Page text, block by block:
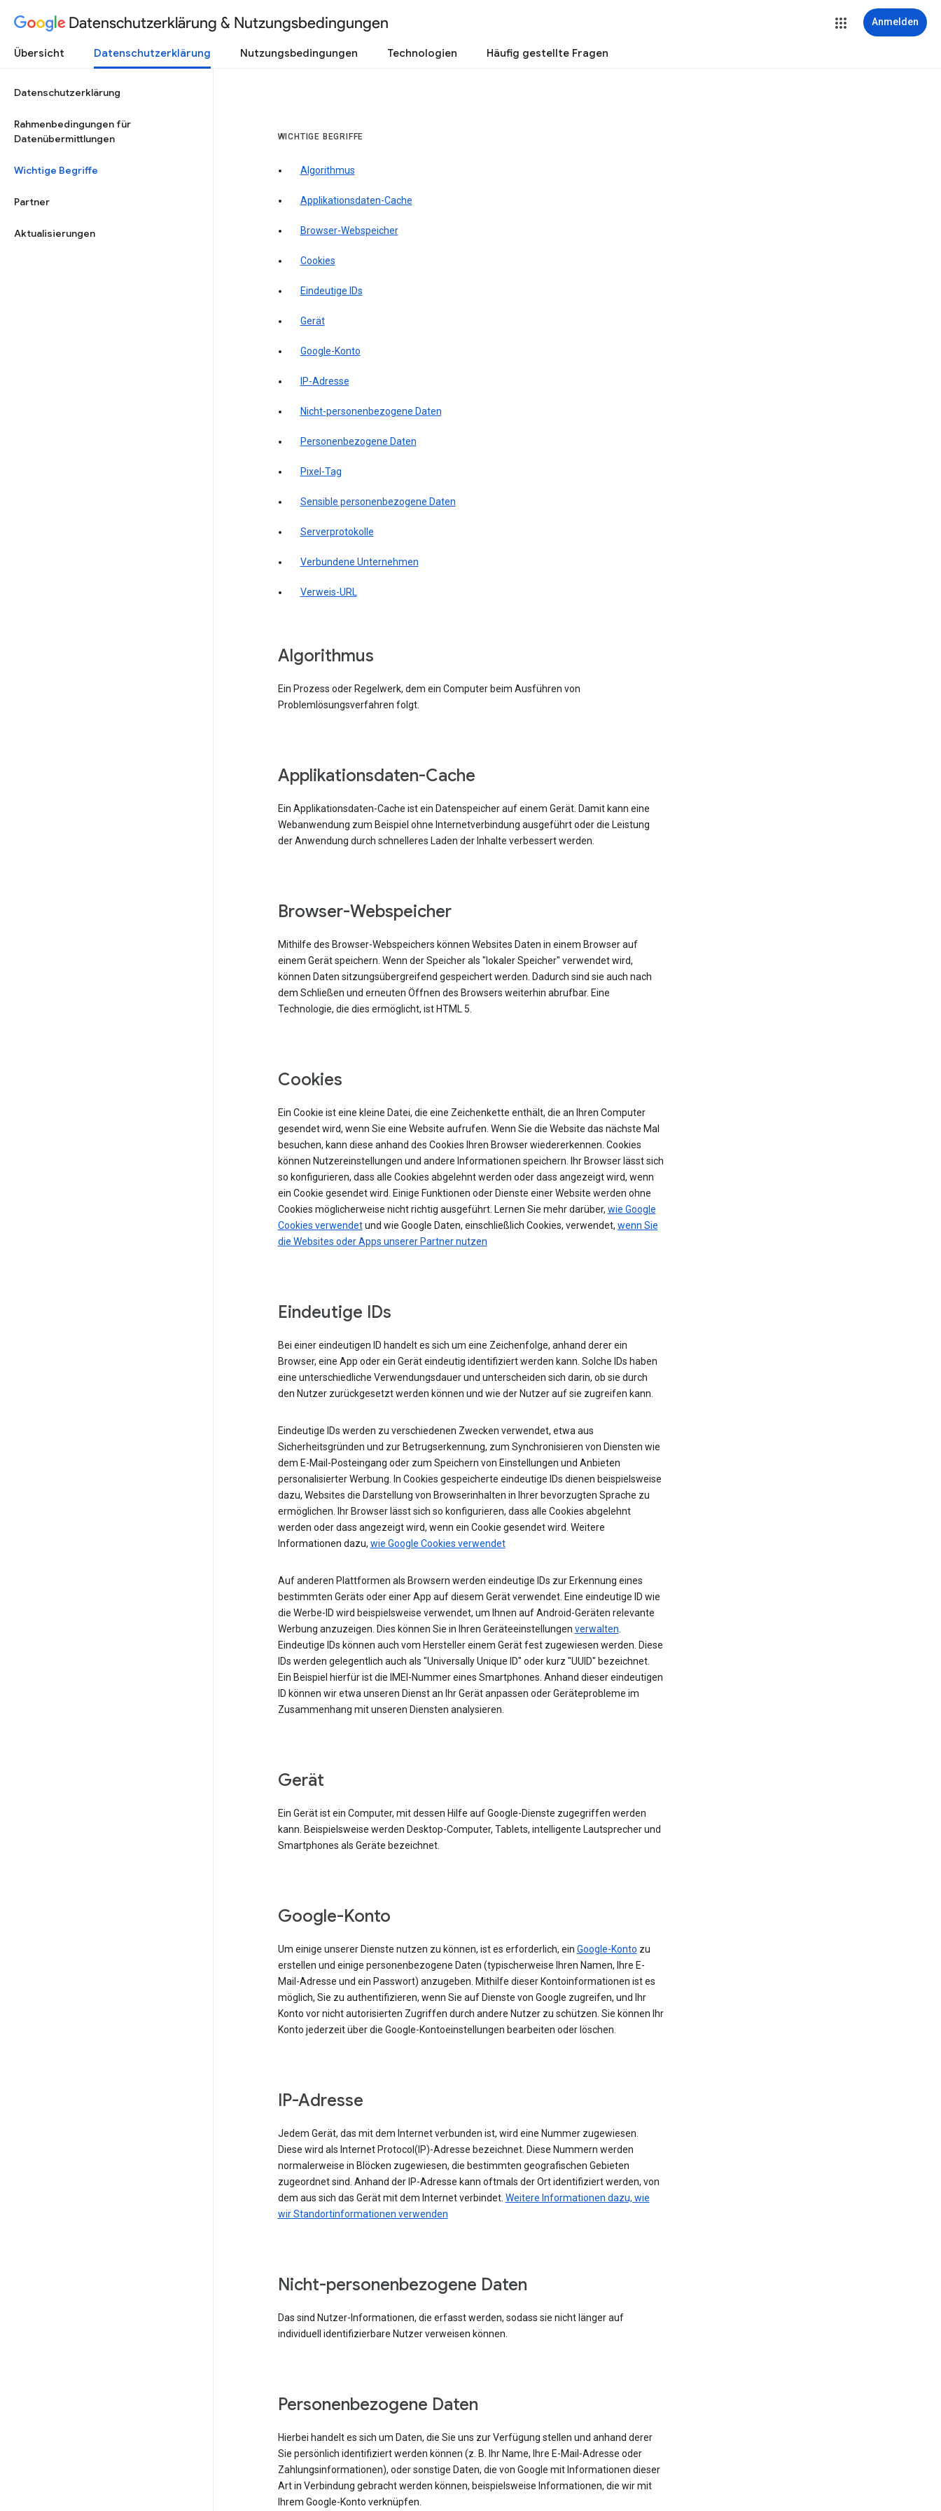
Datenschutzerklärung & Nutzungsbedingungen Anmelden
Übersicht Datenschutzerklärung Nutzungsbedingungen Technologien Häufig gestellte Fragen
Datenschutzerklärung
Rahmenbedingungen für
Datenübermittlungen
Wichtige Begriffe
Partner
Aktualisierungen
WICHTIGE BEGRIFFE
Algorithmus
Applikationsdaten-Cache
Browser-Webspeicher
Cookies
Eindeutige IDs
Gerät
Google-Konto
IP-Adresse
Nicht-personenbezogene Daten
Personenbezogene Daten
Pixel-Tag
Sensible personenbezogene Daten
Serverprotokolle
Verbundene Unternehmen
Verweis-URL
Algorithmus
Ein Prozess oder Regelwerk, dem ein Computer beim Ausführen von
Problemlösungsverfahren folgt.
Applikationsdaten-Cache
Ein Applikationsdaten-Cache ist ein Datenspeicher auf einem Gerät. Damit kann eine
Webanwendung zum Beispiel ohne Internetverbindung ausgeführt oder die Leistung
der Anwendung durch schnelleres Laden der Inhalte verbessert werden.
Browser-Webspeicher
Mithilfe des Browser-Webspeichers können Websites Daten in einem Browser auf
einem Gerät speichern. Wenn der Speicher als "lokaler Speicher" verwendet wird,
können Daten sitzungsübergreifend gespeichert werden. Dadurch sind sie auch nach
dem Schließen und erneuten Öffnen des Browsers weiterhin abrufbar. Eine
Technologie, die dies ermöglicht, ist HTML 5.
Cookies
Ein Cookie ist eine kleine Datei, die eine Zeichenkette enthält, die an Ihren Computer
gesendet wird, wenn Sie eine Website aufrufen. Wenn Sie die Website das nächste Mal
besuchen, kann diese anhand des Cookies Ihren Browser wiedererkennen. Cookies
können Nutzereinstellungen und andere Informationen speichern. Ihr Browser lässt sich
so konfigurieren, dass alle Cookies abgelehnt werden oder dass angezeigt wird, wenn
ein Cookie gesendet wird. Einige Funktionen oder Dienste einer Website werden ohne
Cookies möglicherweise nicht richtig ausgeführt. Lernen Sie mehr darüber, wie Google
Cookies verwendetund wie Google Daten, einschließlich Cookies, verwendet, wenn Sie
die Websites oder Apps unserer Partner nutzen
Eindeutige IDs
Bei einer eindeutigen ID handelt es sich um eine Zeichenfolge, anhand derer ein
Browser, eine App oder ein Gerät eindeutig identifiziert werden kann. Solche IDs haben
eine unterschiedliche Verwendungsdauer und unterscheiden sich darin, ob sie durch
den Nutzer zurückgesetzt werden können und wie der Nutzer auf sie zugreifen kann.
Eindeutige IDs werden zu verschiedenen Zwecken verwendet, etwa aus
Sicherheitsgründen und zur Betrugserkennung, zum Synchronisieren von Diensten wie
dem E-Mail-Posteingang oder zum Speichern von Einstellungen und Anbieten
personalisierter Werbung. In Cookies gespeicherte eindeutige IDs dienen beispielsweise
dazu, Websites die Darstellung von Browserinhalten in Ihrer bevorzugten Sprache zu
ermöglichen. Ihr Browser lässt sich so konfigurieren, dass alle Cookies abgelehnt
werden oder dass angezeigt wird, wenn ein Cookie gesendet wird. Weitere
Informationen dazu, wie Google Cookies verwendet
Auf anderen Plattformen als Browsern werden eindeutige IDs zur Erkennung eines
bestimmten Geräts oder einer App auf diesem Gerät verwendet. Eine eindeutige ID wie
die Werbe-ID wird beispielsweise verwendet, um Ihnen auf Android-Geräten relevante
Werbung anzuzeigen. Dies können Sie in Ihren Geräteeinstellungen verwalten.
Eindeutige IDs können auch vom Hersteller einem Gerät fest zugewiesen werden. Diese
IDs werden gelegentlich auch als "Universally Unique ID" oder kurz "UUID" bezeichnet.
Ein Beispiel hierfür ist die IMEI-Nummer eines Smartphones. Anhand dieser eindeutigen
ID können wir etwa unseren Dienst an Ihr Gerät anpassen oder Geräteprobleme im
Zusammenhang mit unseren Diensten analysieren.
Gerät
Ein Gerät ist ein Computer, mit dessen Hilfe auf Google-Dienste zugegriffen werden
kann. Beispielsweise werden Desktop-Computer, Tablets, intelligente Lautsprecher und
Smartphones als Geräte bezeichnet.
Google-Konto
Um einige unserer Dienste nutzen zu können, ist es erforderlich, ein Google-Konto zu
erstellen und einige personenbezogene Daten (typischerweise Ihren Namen, Ihre E-
Mail-Adresse und ein Passwort) anzugeben. Mithilfe dieser Kontoinformationen ist es
möglich, Sie zu authentifizieren, wenn Sie auf Dienste von Google zugreifen, und Ihr
Konto vor nicht autorisierten Zugriffen durch andere Nutzer zu schützen. Sie können Ihr
Konto jederzeit über die Google-Kontoeinstellungen bearbeiten oder löschen.
IP-Adresse
Jedem Gerät, das mit dem Internet verbunden ist, wird eine Nummer zugewiesen.
Diese wird als Internet Protocol(IP)-Adresse bezeichnet. Diese Nummern werden
normalerweise in Blöcken zugewiesen, die bestimmten geografischen Gebieten
zugeordnet sind. Anhand der IP-Adresse kann oftmals der Ort identifiziert werden, von
dem aus sich das Gerät mit dem Internet verbindet. Weitere Informationen dazu, wie
wir Standortinformationen verwenden
Nicht-personenbezogene Daten
Das sind Nutzer-Informationen, die erfasst werden, sodass sie nicht länger auf
individuell identifizierbare Nutzer verweisen können.
Personenbezogene Daten
Hierbei handelt es sich um Daten, die Sie uns zur Verfügung stellen und anhand derer
Sie persönlich identifiziert werden können (z. B. Ihr Name, Ihre E-Mail-Adresse oder
Zahlungsinformationen), oder sonstige Daten, die von Google mit Informationen dieser
Art in Verbindung gebracht werden können, beispielsweise Informationen, die wir mit
Ihrem Google-Konto verknüpfen.